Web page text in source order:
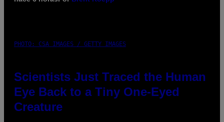
PHOTO: CSA IMAGES / GETTY IMAGES
Scientists Just Traced the Human
Eye Back to a Tiny One-Eyed
Creature